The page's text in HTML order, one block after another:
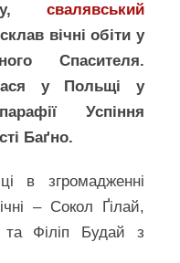
свалявський
вічні обіти у
Спасителя.
у Польщі у
Успіння
Баґно.
в згромадженні
– Сокол Ґілай,
Філіп Будай з